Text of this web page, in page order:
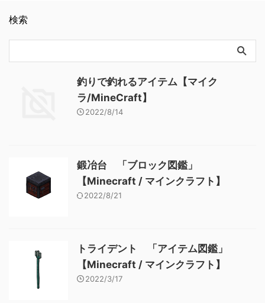
木に斧を使用すると樹皮を剥
鑑」 【Minecraft / マインク
「ブロック図鑑」【Minecraft
/ マインクラフト】 粘着ピス
検索
釣りで釣れるアイテム【マイク
ラ/MineCraft】
2022/8/14
鍛冶台 「ブロック図鑑」
【Minecraft / マインクラフト】
2022/8/21
トライデント 「アイテム図鑑」
【Minecraft / マインクラフト】
2022/3/17